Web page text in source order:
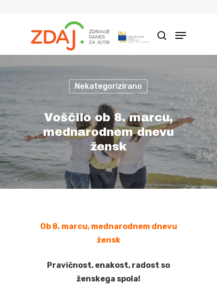
Nekategorizirano
Voščilo ob 8. marcu,
mednarodnem dnevu
žensk
Ob 8. marcu, mednarodnem dnevu
žensk
Pravičnost, enakost, radost so
ženskega spola!